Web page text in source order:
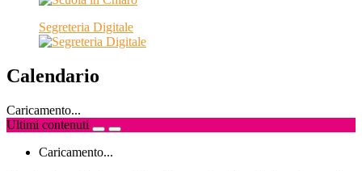
Segreteria Digitale
Calendario
Caricamento...
Ultimi contenuti
Caricamento...